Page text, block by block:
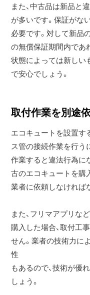
また、中古品は新品と
が多いです。保証がな
必要です。対して新品
の無償保証期間内であ
状態によっては新しい
で安心でしょう。
取付作業を別途
エコキュートを設置す
ス管の接続作業を行う
作業すると違法行為に
古のエコキュートを購
業者に依頼しなければ
また、フリマアプリな
購入した場合、取付工
せん。業者の技術力に
性
もあるので、技術が優
しょう。